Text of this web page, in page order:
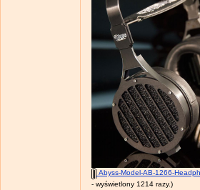
Abyss-Model-AB-1266-
- wyświetlony 1214 razy.)